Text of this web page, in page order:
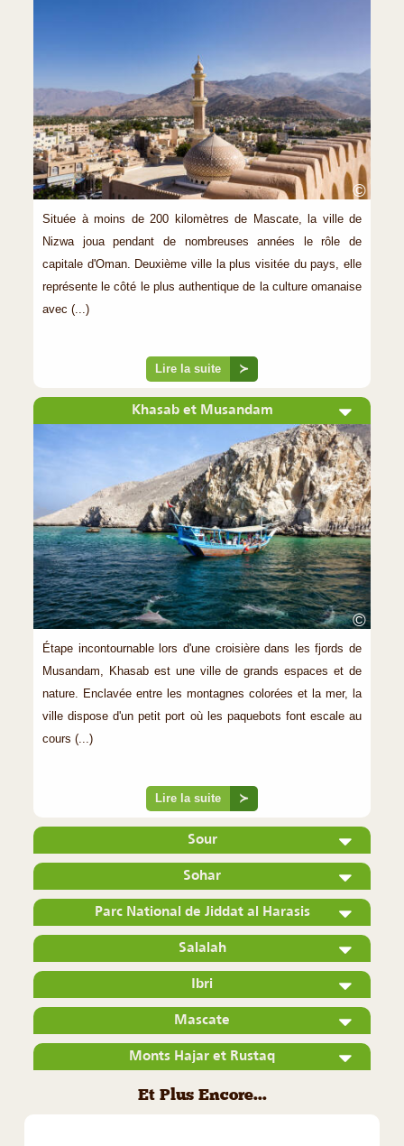
©
Située à moins de 200 kilomètres de Mascate, la ville de
Nizwa joua pendant de nombreuses années le rôle de
capitale d'Oman. Deuxième ville la plus visitée du pays, elle
représente le côté le plus authentique de la culture omanaise
avec (...)
Lire la suite ≻
Khasab et Musandam
©
Étape incontournable lors d'une croisière dans les fjords de
Musandam, Khasab est une ville de grands espaces et de
nature. Enclavée entre les montagnes colorées et la mer, la
ville dispose d'un petit port où les paquebots font escale au
cours (...)
Lire la suite ≻
Sour
Sohar
Parc National de Jiddat al Harasis
Salalah
Ibri
Mascate
Monts Hajar et Rustaq
Et Plus Encore...